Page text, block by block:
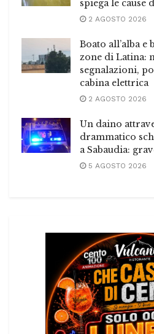
spiega le cause
2 AGOSTO 2026
Boato all’alba
zone di Latina:
segnalazioni,
cabina elettrica
2 AGOSTO 2026
Un daino
drammatico
a Sabaudia:
5 AGOSTO 2026